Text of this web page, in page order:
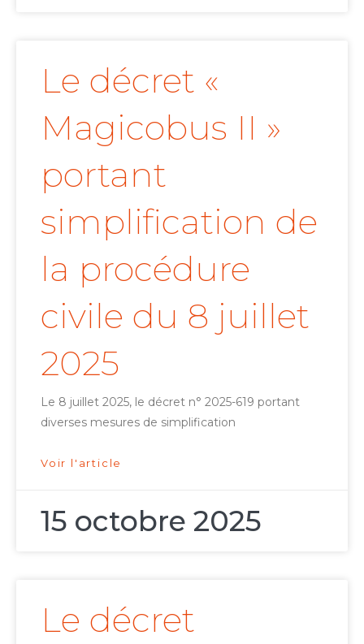
Le décret «
Magicobus II »
portant
simplification de
la procédure
civile du 8 juillet
2025
Le 8 juillet 2025, le décret n° 2025-619 portant
diverses mesures de simplification
Voir l'article
15 octobre 2025
Le décret